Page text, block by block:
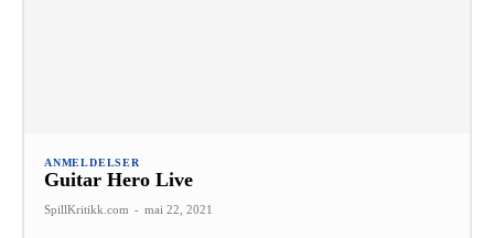
ANMELDELSER
Guitar Hero Live
SpillKritikk.com - mai 22, 2021